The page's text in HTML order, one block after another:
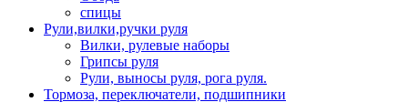
спицы
Рули,вилки,ручки руля
Вилки, рулевые наборы
Грипсы руля
Рули, выносы руля, рога руля.
Тормоза, переключатели, подшипники